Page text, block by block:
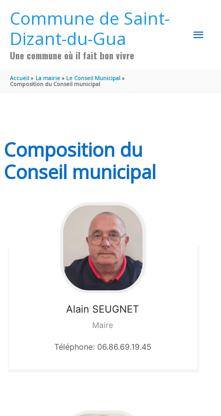
Commune de Saint-
Dizant-du-Gua
Une commune où il fait bon vivre
Accueil La mairie
Le Conseil Municipal
Composition du Conseil municipal
Composition du
Conseil municipal
Alain SEUGNET
Maire
Téléphone: 06.86.69.19.45